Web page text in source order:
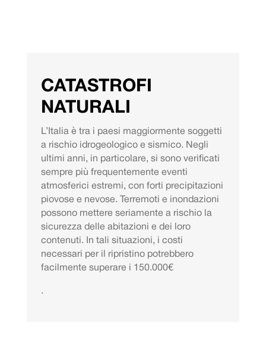
CATASTROFI
NATURALI
L’Italia è tra i paesi maggiormente soggetti
a rischio idrogeologico e sismico. Negli
ultimi anni, in particolare, si sono verificati
sempre più frequentemente eventi
atmosferici estremi, con forti precipitazioni
piovose e nevose. Terremoti e inondazioni
possono mettere seriamente a rischio la
sicurezza delle abitazioni e dei loro
contenuti. In tali situazioni, i costi
necessari per il ripristino potrebbero
facilmente superare i 150.000€
.